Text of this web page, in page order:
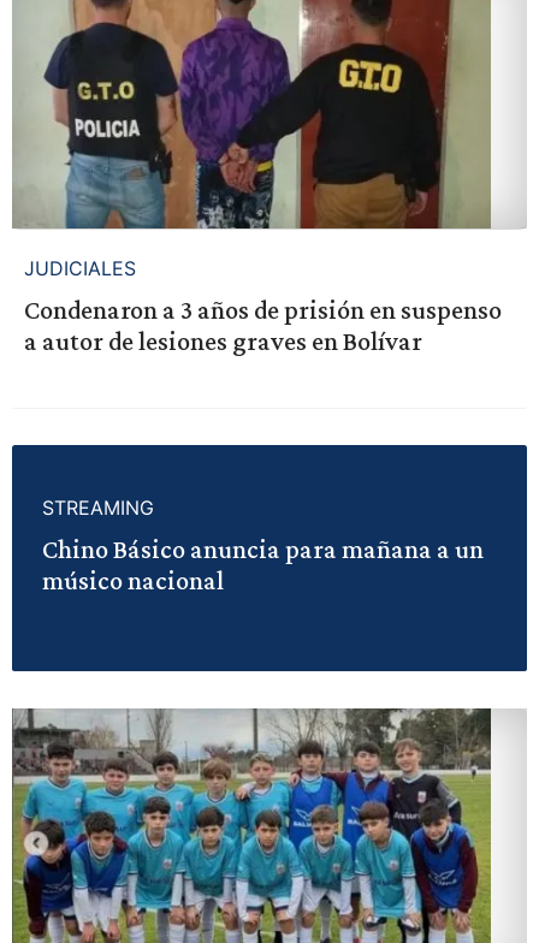
JUDICIALES
Condenaron a 3 años de prisión en suspenso
a autor de lesiones graves en Bolívar
STREAMING
Chino Básico anuncia para mañana a un
músico nacional